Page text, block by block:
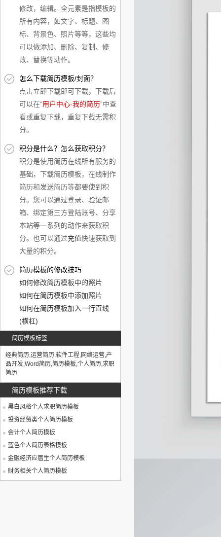
修改，编辑。全元素是指模板的
所有内容，如文字、标题、图
标、背景色、照片等等，这些均
可以做添加、删除、复制、修
改、替换等动作。
怎么下载简历模板/封面？
点击立即下载即可下载，下载后
可以在“用户中心-我的简历”中查
看或重复下载，重复下载无需积
分。
积分是什么？怎么获取积分？
积分是使用简历在线所有服务的
基础，下载简历模板，在线制作
简历和发送简历等都要使到积
分。您可以通过登录、验证邮
箱、绑定第三方登陆账号、分享
本站等一系列的动作来获取积
分。也可以通过充值快速获取到
大量的积分。
简历模板的修改技巧
如何修改简历模板中的照片
如何在简历模板中添加照片
如何在简历模板加入一行直线
(横杠)
简历模板标签
经典简历,运营简历,软件工程,网络运营,产
品开发,Word简历,简历模板,个人简历,求职
简历
简历模板推荐下载
黑白风格个人求职简历模板
投资经贸类个人简历模板
会计个人简历模板
蓝色个人简历表格模板
金融经济应届生个人简历模板
财务相关个人简历模板